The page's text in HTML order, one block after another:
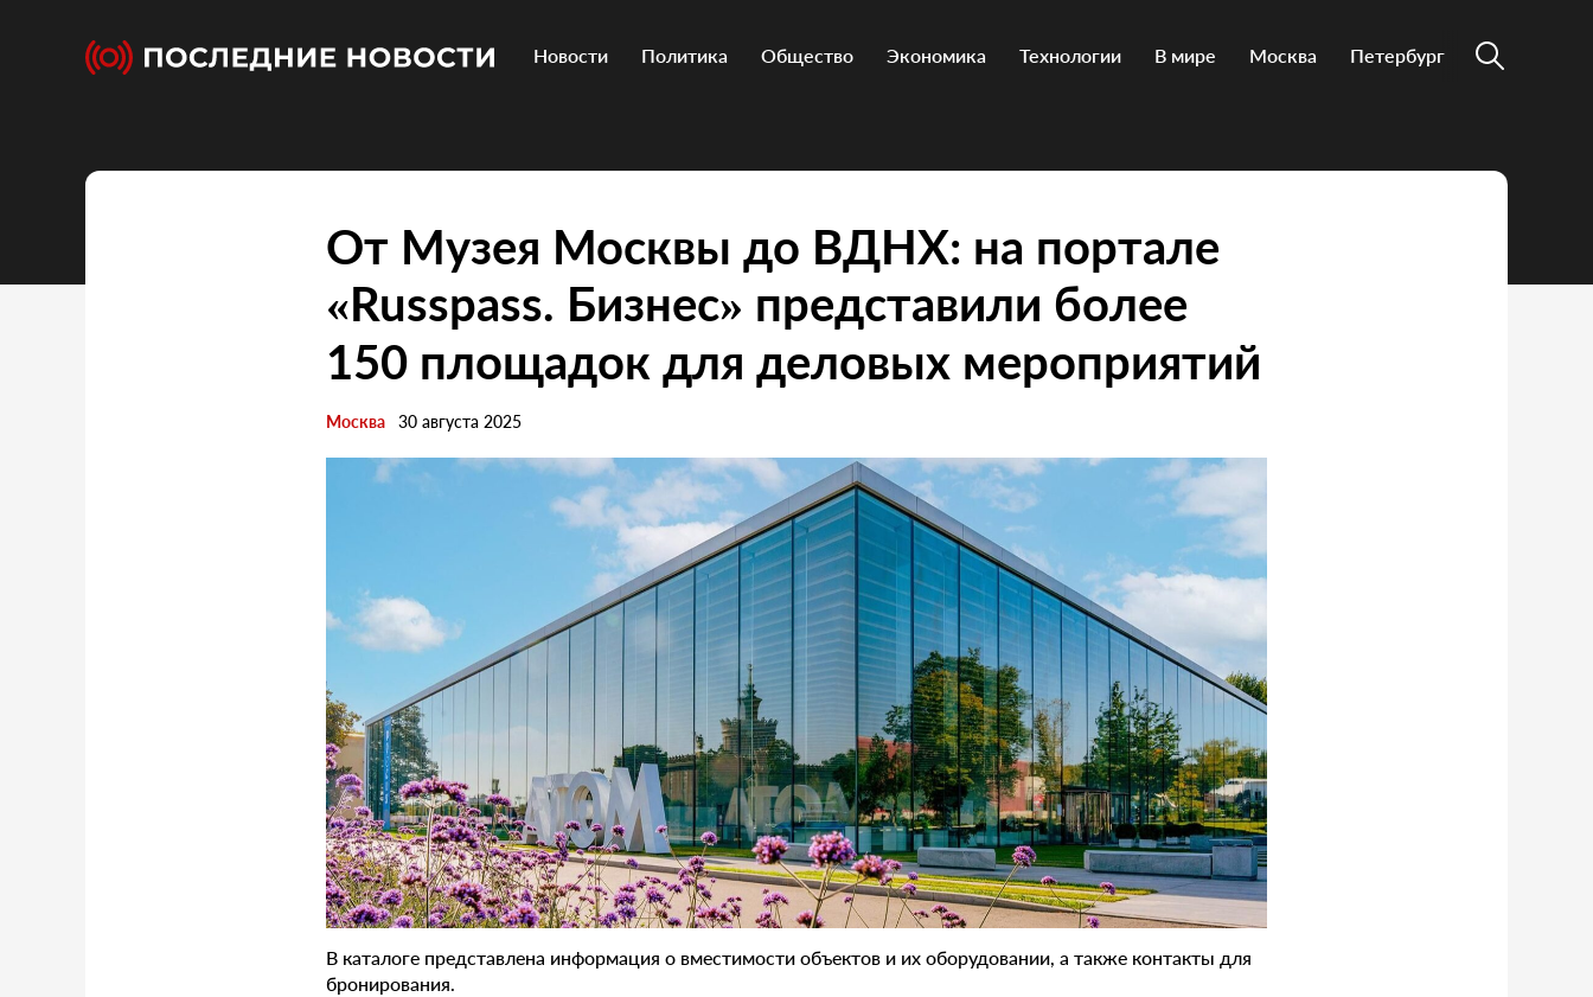
Новости Политика Общество Экономика Технологии В мире Москва Петербург
От Музея Москвы до ВДНХ: на портале
«Russpass. Бизнес» представили более
150 площадок для деловых мероприятий
Москва 30 августа 2025
В каталоге представлена информация о вместимости объектов и их оборудовании, а также контакты для
бронирования.